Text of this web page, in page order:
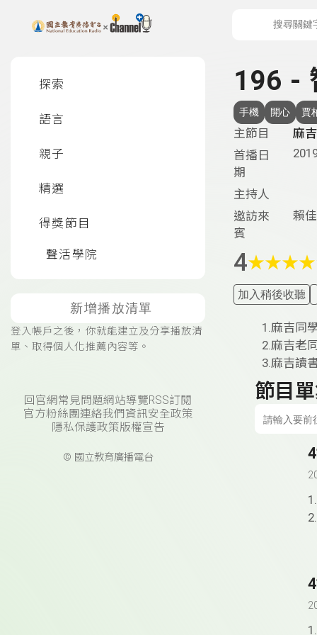
上方功能區塊
探索
語言
親子
精選
得獎節目
聲活學院
新增播放清單
登入帳戶之後，你就能建立及分享播放清
單、取得個人化推薦內容等。
回官網常見問題網站導覽RSS訂閱
官方粉絲團連絡我們 資訊安全政策
隱私保護政策版權宣告
© 國立教育廣播電台
196 -
手機 開心 賈
主節目
麻
首播日
期
主持人
邀訪來
賓
賴
4★★★★
加入稍後收聽
1.麻吉同
2.麻吉老
3.麻吉讀
節目